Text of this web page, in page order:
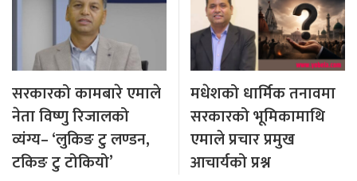
सरकारको कामबारे एमाले
नेता विष्णु रिजालको
व्यंग्य– ‘लुकिङ टु लण्डन,
टकिङ टु टोकियो’
मधेशको धार्मिक तनावमा
सरकारको भूमिकामाथि
एमाले प्रचार प्रमुख
आचार्यको प्रश्न